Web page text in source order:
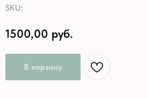
SKU:
1500,00 руб.
В корзину